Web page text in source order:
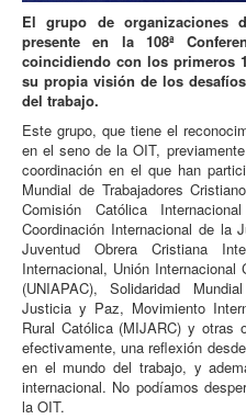
El grupo de organizaciones
presente en la 108ª
coincidiendo con los primeros
su propia visión de los
del trabajo.
Este grupo, que tiene el
en el seno de la OIT,
coordinación en el que han
Mundial de Trabajadores
Comisión Católica
Coordinación Internacional de la
Juventud Obrera Cristiana
Internacional, Unión
(UNIAPAC), Solidaridad
Justicia y Paz, Movimiento
Rural Católica (MIJARC) y otras
efectivamente, una reflexión
en el mundo del trabajo, y
internacional. No podíamos
la OIT.